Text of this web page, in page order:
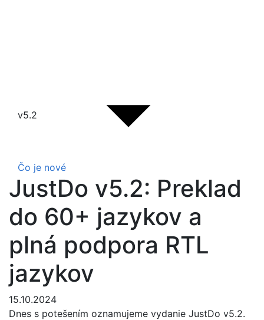
v5.2
Čo je nové
JustDo v5.2: Preklad
do 60+ jazykov a
plná podpora RTL
jazykov
15.10.2024
Dnes s potešením oznamujeme vydanie JustDo v5.2.